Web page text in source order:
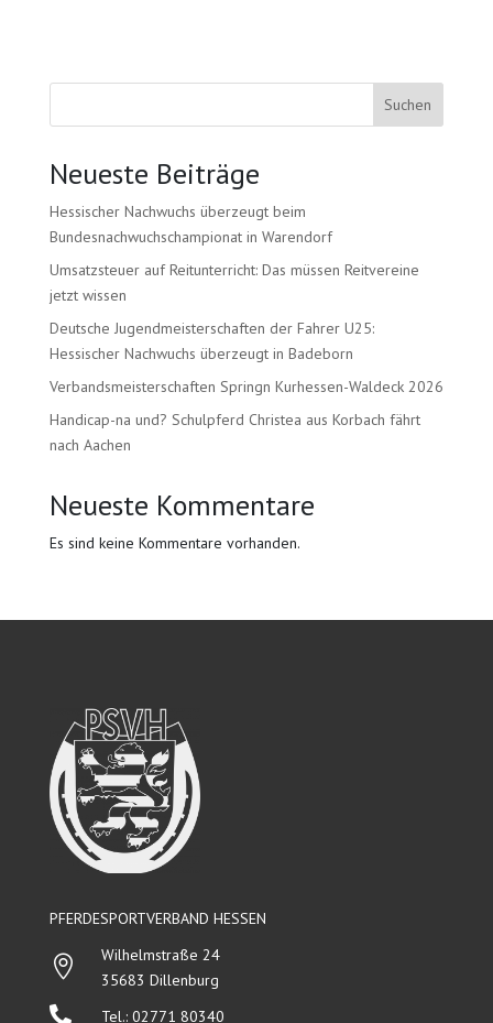
Suchen
Neueste Beiträge
Hessischer Nachwuchs überzeugt beim
Bundesnachwuchschampionat in Warendorf
Umsatzsteuer auf Reitunterricht: Das müssen Reitvereine
jetzt wissen
Deutsche Jugendmeisterschaften der Fahrer U25:
Hessischer Nachwuchs überzeugt in Badeborn
Verbandsmeisterschaften Springn Kurhessen-Waldeck 2026
Handicap-na und? Schulpferd Christea aus Korbach fährt
nach Aachen
Neueste Kommentare
Es sind keine Kommentare vorhanden.
PFERDESPORTVERBAND HESSEN

Wilhelmstraße 24
35683 Dillenburg
 Tel.: 02771 80340